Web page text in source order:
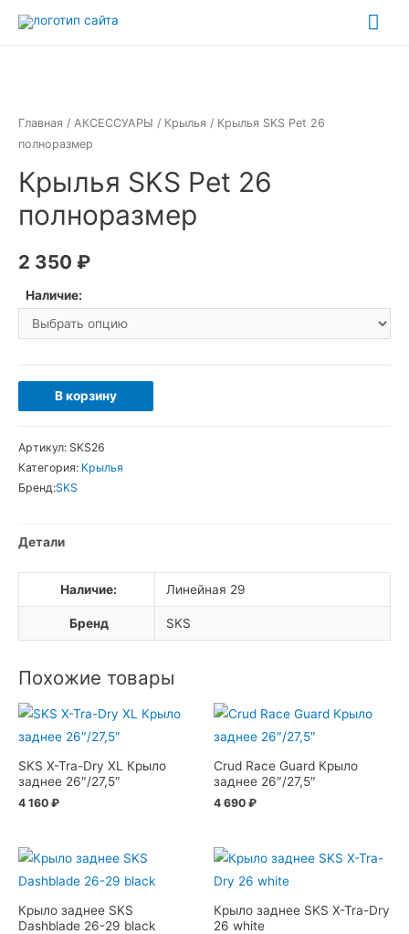
Главная / АКСЕССУАРЫ / Крылья / Крылья SKS Pet 26
полноразмер
Крылья SKS Pet 26
полноразмер
2 350 ₽
Наличие:
Количество
товара
Pet
В корзину
Артикул: SKS26
Категория: Крылья
Бренд:SKS
Детали
Наличие: Линейная 29
Бренд SKS
Похожие товары
SKS X-Tra-Dry XL Крыло
заднее 26″/27,5″
4 160 ₽
Crud Race Guard Крыло
заднее 26″/27,5″
4 690 ₽
Крыло заднее SKS
Dashblade 26-29 black
Крыло заднее SKS X-Tra-Dry
26 white